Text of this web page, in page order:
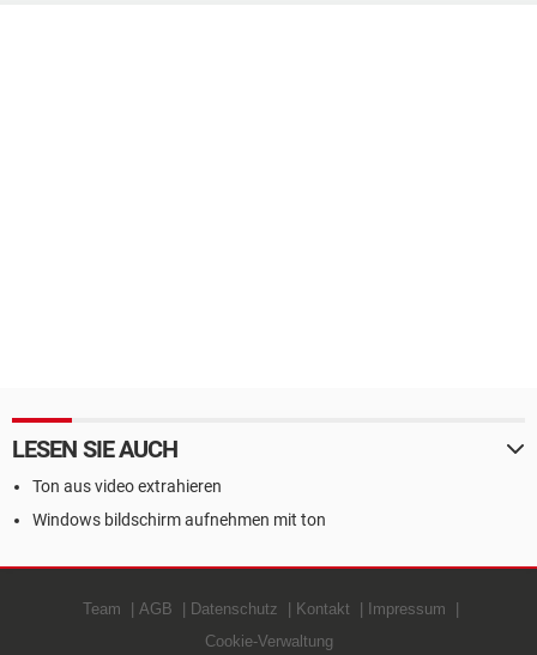
LESEN SIE AUCH
Ton aus video extrahieren
Windows bildschirm aufnehmen mit ton
Team AGB Datenschutz Kontakt
Impressum
Cookie-Verwaltung